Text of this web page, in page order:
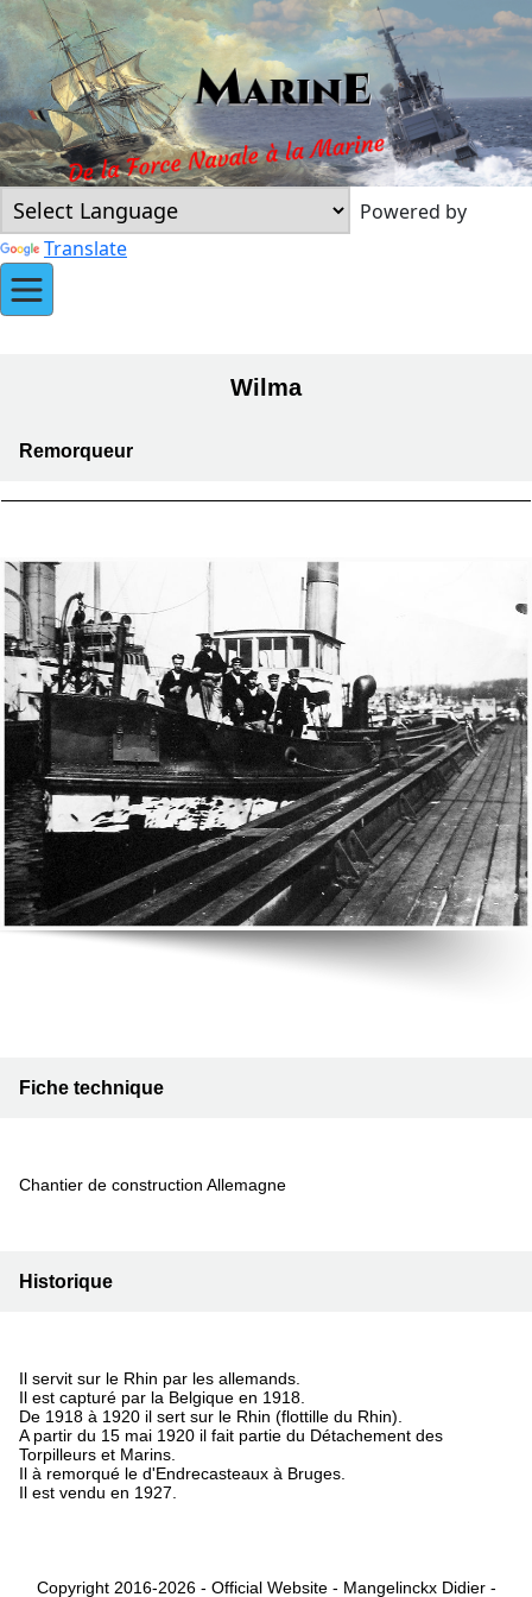
Powered by
Translate
Wilma
Remorqueur
Fiche technique
Chantier de construction Allemagne
Historique
Il servit sur le Rhin par les allemands.
Il est capturé par la Belgique en 1918.
De 1918 à 1920 il sert sur le Rhin (flottille du Rhin).
A partir du 15 mai 1920 il fait partie du Détachement des
Torpilleurs et Marins.
Il à remorqué le d'Endrecasteaux à Bruges.
Il est vendu en 1927.
Copyright 2016-2026 - Official Website - Mangelinckx Didier -